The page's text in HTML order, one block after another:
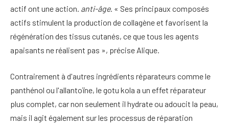
actif ont une action. anti-âge. « Ses principaux composés
actifs stimulent la production de collagène et favorisent la
régénération des tissus cutanés, ce que tous les agents
apaisants ne réalisent pas », précise Alique.
Contrairement à d'autres ingrédients réparateurs comme le
panthénol ou l'allantoïne, le gotu kola a un effet réparateur
plus complet, car non seulement il hydrate ou adoucit la peau,
mais il agit également sur les processus de réparation